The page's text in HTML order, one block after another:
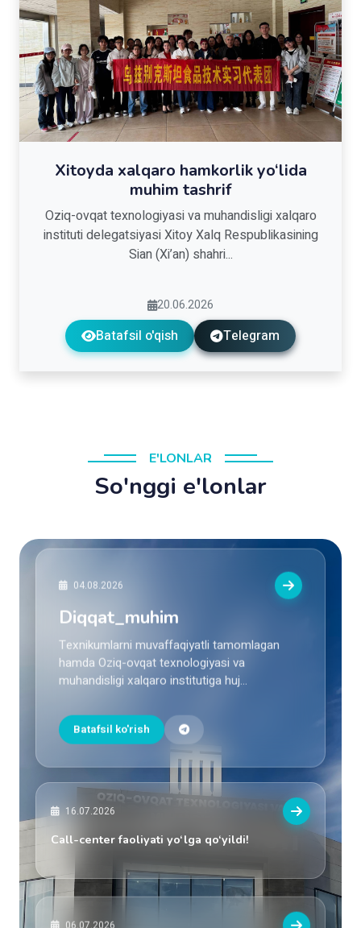
Xitoyda xalqaro hamkorlik yo‘lida
muhim tashrif
Oziq-ovqat texnologiyasi va muhandisligi xalqaro
instituti delegatsiyasi Xitoy Xalq Respublikasining
Sian (Xi’an) shahri...
20.06.2026
Batafsil o'qish Telegram
E'LONLAR
So'nggi e'lonlar
04.08.2026
Diqqat_muhim
Texnikumlarni muvaffaqiyatli tamomlagan
hamda Oziq-ovqat texnologiyasi va
muhandisligi xalqaro institutiga huj...
Batafsil ko'rish
16.07.2026
Call-center faoliyati yo‘lga qo‘yildi!